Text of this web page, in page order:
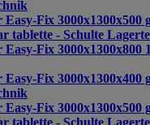
Easy-Fix 3000x1300x500
tablette - Schulte
Easy-Fix 3000x1300x800
Easy-Fix 3000x1300x400
Easy-Fix 3000x1300x500
tablette - Schulte